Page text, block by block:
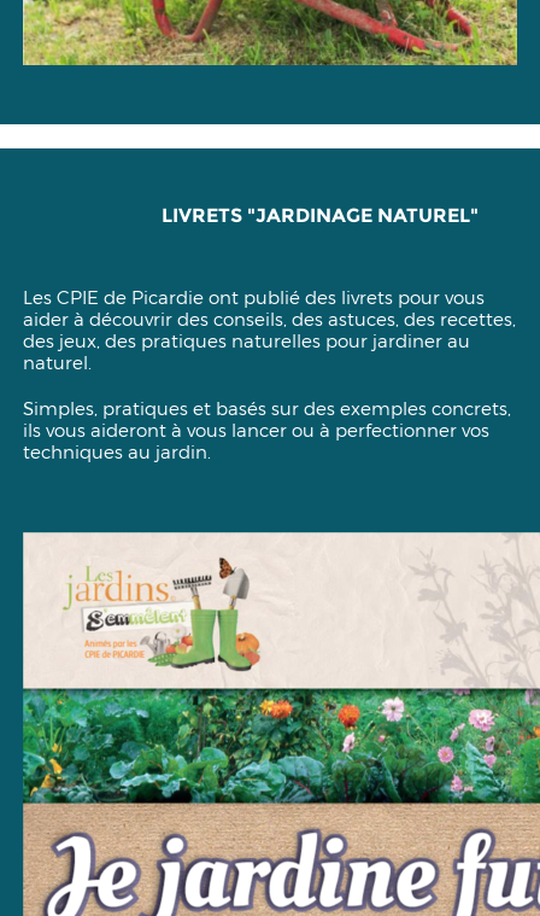
LIVRETS "JARDINAGE NATUREL"
Les CPIE de Picardie ont publié des livrets pour vous
aider à découvrir des conseils, des astuces, des recettes,
des jeux, des pratiques naturelles pour jardiner au
naturel.
Simples, pratiques et basés sur des exemples concrets,
ils vous aideront à vous lancer ou à perfectionner vos
techniques au jardin.